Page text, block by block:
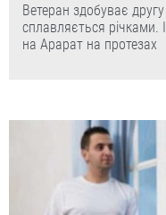
Ветеран здобуває
сплавляється річками.
на Арарат на протезах